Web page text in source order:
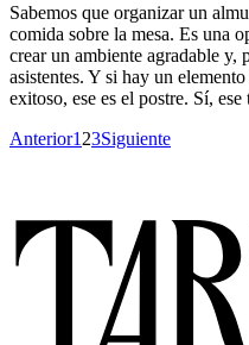
Sabemos que organizar un
comida sobre la mesa. Es una
crear un ambiente agradable y,
asistentes. Y si hay un
exitoso, ese es el postre. Sí,
Anterior1 23Siguiente